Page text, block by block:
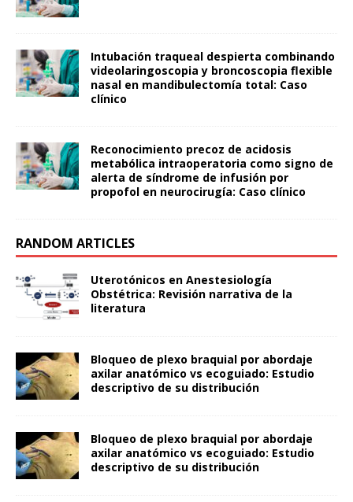
Intubación traqueal despierta combinando
videolaringoscopia y broncoscopia flexible
nasal en mandibulectomía total: Caso
clínico
Reconocimiento precoz de acidosis
metabólica intraoperatoria como signo de
alerta de síndrome de infusión por
propofol en neurocirugía: Caso clínico
RANDOM ARTICLES
Uterotónicos en Anestesiología
Obstétrica: Revisión narrativa de la
literatura
Bloqueo de plexo braquial por abordaje
axilar anatómico vs ecoguiado: Estudio
descriptivo de su distribución
Bloqueo de plexo braquial por abordaje
axilar anatómico vs ecoguiado: Estudio
descriptivo de su distribución